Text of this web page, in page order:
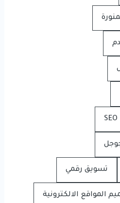
تسويق رقمي
المواقع الالكترونية